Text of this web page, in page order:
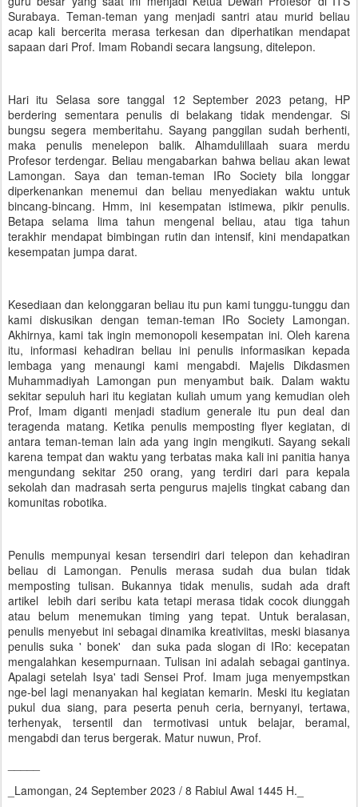
Surabaya. Teman-teman yang menjadi santri atau murid beliau
acap kali bercerita merasa terkesan dan diperhatikan mendapat
sapaan dari Prof. Imam Robandi secara langsung, ditelepon.
Hari itu Selasa sore tanggal 12 September 2023 petang, HP
berdering sementara penulis di belakang tidak mendengar. Si
bungsu segera memberitahu. Sayang panggilan sudah berhenti,
maka penulis menelepon balik. Alhamdulillaah suara merdu
Profesor terdengar. Beliau mengabarkan bahwa beliau akan lewat
Lamongan. Saya dan teman-teman IRo Society bila longgar
diperkenankan menemui dan beliau menyediakan waktu untuk
bincang-bincang. Hmm, ini kesempatan istimewa, pikir penulis.
Betapa selama lima tahun mengenal beliau, atau tiga tahun
terakhir mendapat bimbingan rutin dan intensif, kini mendapatkan
kesempatan jumpa darat.
Kesediaan dan kelonggaran beliau itu pun kami tunggu-tunggu dan
kami diskusikan dengan teman-teman IRo Society Lamongan.
Akhirnya, kami tak ingin memonopoli kesempatan ini. Oleh karena
itu, informasi kehadiran beliau ini penulis informasikan kepada
lembaga yang menaungi kami mengabdi. Majelis Dikdasmen
Muhammadiyah Lamongan pun menyambut baik. Dalam waktu
sekitar sepuluh hari itu kegiatan kuliah umum yang kemudian oleh
Prof, Imam diganti menjadi stadium generale itu pun deal dan
teragenda matang. Ketika penulis memposting flyer kegiatan, di
antara teman-teman lain ada yang ingin mengikuti. Sayang sekali
karena tempat dan waktu yang terbatas maka kali ini panitia hanya
mengundang sekitar 250 orang, yang terdiri dari para kepala
sekolah dan madrasah serta pengurus majelis tingkat cabang dan
komunitas robotika.
Penulis mempunyai kesan tersendiri dari telepon dan kehadiran
beliau di Lamongan. Penulis merasa sudah dua bulan tidak
memposting tulisan. Bukannya tidak menulis, sudah ada draft
artikel lebih dari seribu kata tetapi merasa tidak cocok diunggah
atau belum menemukan timing yang tepat. Untuk beralasan,
penulis menyebut ini sebagai dinamika kreativiitas, meski biasanya
penulis suka ' bonek' dan suka pada slogan di IRo: kecepatan
mengalahkan kesempurnaan. Tulisan ini adalah sebagai gantinya.
Apalagi setelah Isya' tadi Sensei Prof. Imam juga menyempstkan
nge-bel lagi menanyakan hal kegiatan kemarin. Meski itu kegiatan
pukul dua siang, para peserta penuh ceria, bernyanyi, tertawa,
terhenyak, tersentil dan termotivasi untuk belajar, beramal,
mengabdi dan terus bergerak. Matur nuwun, Prof.
_Lamongan, 24 September 2023 / 8 Rabiul Awal 1445 H._